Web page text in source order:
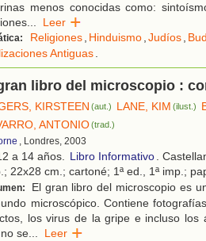
menos conocidas como:
... Leer
Religiones, Hinduismo,Judíos,
Antiguas.
libro del microscopio :
KIRSTEEN (aut.) LANE, KIM (ilust.)
ANTONIO(trad.)
, Londres, 2003
a 14 años. Libro Informativo.
22x28 cm.; cartoné; 1ª ed., 1ª imp.;
El gran libro del microscopio es
microscópico. Contiene
los virus de la gripe e incluso los
se... Leer